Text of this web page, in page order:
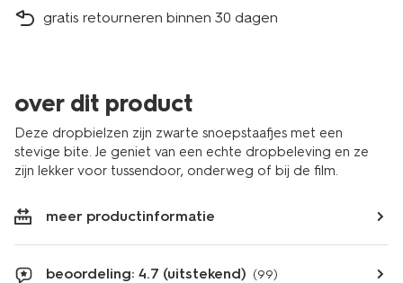
gratis retourneren binnen 30 dagen
over dit product
Deze dropbielzen zijn zwarte snoepstaafjes met een
stevige bite. Je geniet van een echte dropbeleving en ze
zijn lekker voor tussendoor, onderweg of bij de film.
meer productinformatie
beoordeling: 4.7 (uitstekend) (99)